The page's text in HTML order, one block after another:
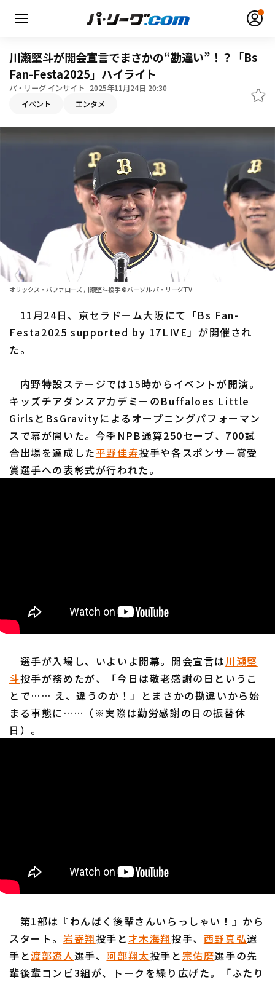
順位表･成績
1軍公式戦
ファーム東地区
ファーム西地区
選手名鑑
選手名鑑トップ
北海道日本ハムファイターズ
東北楽天ゴールデンイーグルス
千葉ロッテマリーンズ
オリックス・バファローズ
福岡ソフトバンクホークス
ニュース
設定
利用規約 プライバシーポリシー
運営会社（別ウィンドウで開く） よくある質問
特定商取引法の表示 アルバイト募集（別ウィンドウで開く
川瀬堅斗が開会宣言でまさかの“勘違い”！？「Bs
Fan-Festa2025」ハイライト
パ・リーグ インサイト 2025年11月24日 20:30
イベント エンタメ
オリックス・バファローズ 川瀬堅斗投手 ©パーソル パ・リーグTV
11月24日、京セラドーム大阪にて「Bs Fan-
Festa2025 supported by 17LIVE」が開催され
た。
内野特設ステージでは15時からイベントが開演。
キッズチアダンスアカデミーのBuffaloes Little
GirlsとBsGravityによるオープニングパフォーマン
スで幕が開いた。今季NPB通算250セーブ、700試
合出場を達成した平野佳寿投手や各スポンサー賞受
賞選手への表彰式が行われた。
選手が入場し、いよいよ開幕。開会宣言は川瀬堅
斗投手が務めたが、「今日は敬老感謝の日というこ
とで…… え、違うのか！」とまさかの勘違いから始
まる事態に……（※実際は勤労感謝の日の振替休
日）。
第1部は『わんぱく後輩さんいらっしゃい！』から
スタート。 岩嵜翔投手と才木海翔投手、 西野真弘選
手と渡部遼人選手、 阿部翔太投手と宗佑磨選手の先
輩後輩コンビ3組が、トークを繰り広げた。「ふたり